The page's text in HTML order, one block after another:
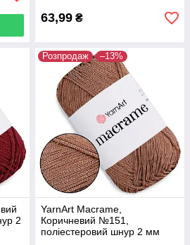
63,99 ₴
2
Розпродаж –13%
YarnArt Macrame,
Коричневий №151,
поліестеровий шнур 2 мм